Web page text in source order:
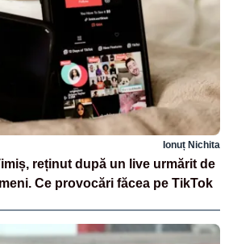
Ionuț Nichita
reținut după un live urmărit de
Ce provocări făcea pe TikTok